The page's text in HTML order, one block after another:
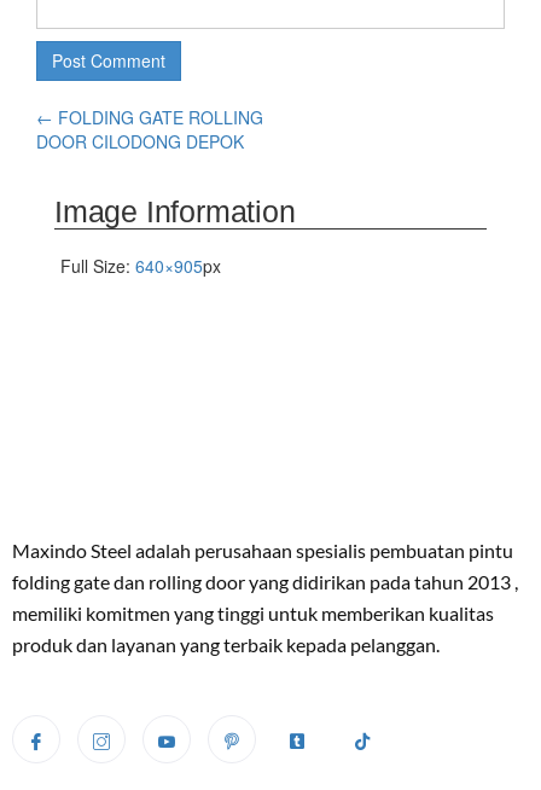
← FOLDING GATE ROLLING
DOOR CILODONG DEPOK
Image Information
Full Size: 640×905px
Maxindo Steel adalah perusahaan spesialis pembuatan pintu
folding gate dan rolling door yang didirikan pada tahun 2013 ,
memiliki komitmen yang tinggi untuk memberikan kualitas
produk dan layanan yang terbaik kepada pelanggan.